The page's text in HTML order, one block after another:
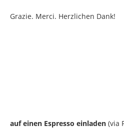
Grazie. Merci. Herzlichen Dank!
auf einen Espresso einladen (via